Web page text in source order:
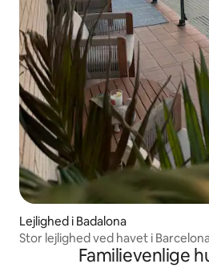
Lejlighed i Badalona
Stor lejlighed ved havet i
Familievenlige